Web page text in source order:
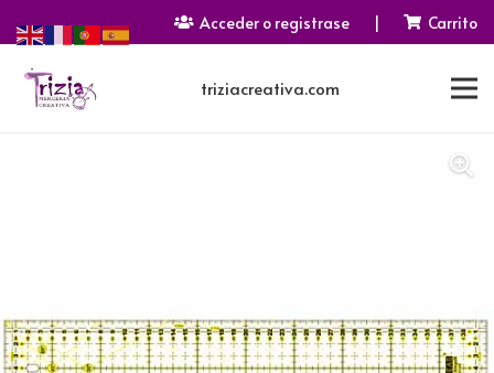
Acceder o registrase | Carrito
triziacreativa.com